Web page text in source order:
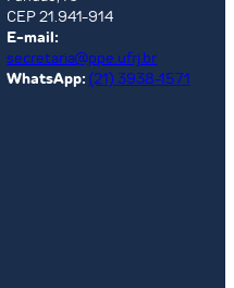
CEP 21.941-914
E-mail:
secretaria@ppe.ufrj.br
WhatsApp: (21) 3938-1571